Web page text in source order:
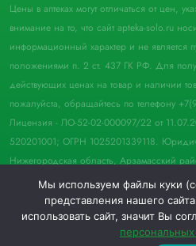
Цены в аптеках могут отличаться от цен,
внимание на то, что сайт apteka-solo.ru
информационный характер и не является
положениями п. 2 ст. 437 ГК РФ. Для
действующих ценах на товар и наличии
пожалуйста, обращайтесь по телефону
Лицензия - ЛО-52-02-000097/22 от
520201001; ОГРН 1025201339118.
Нижегородская область, Арзамасский
д. 33, пом. 21.
© 2022 Аптека "Соло".
Мы используем файлы куки
представления нашего
использовать сайт, значит Вы